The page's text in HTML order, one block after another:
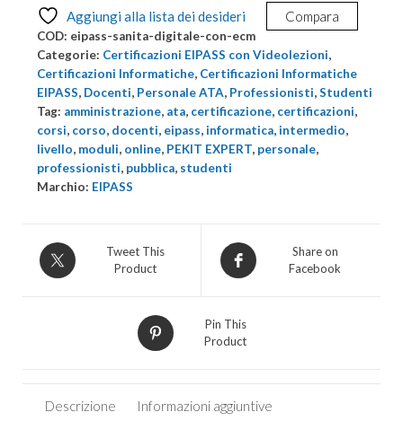
informatica
di
livello
intermedio
EIPASS
Sanità
Digitale
con
15
Aggiungi alla lista dei desideri Compara
COD: eipass-sanita-digitale-con-ecm
Categorie: Certificazioni EIPASS con Videolezioni,
Certificazioni Informatiche, Certificazioni Informatiche
EIPASS, Docenti, Personale ATA, Professionisti,Studenti
Tag: amministrazione, ata, certificazione, certificazioni,
corsi, corso, docenti, eipass, informatica, intermedio,
livello, moduli, online, PEKIT EXPERT, personale,
professionisti, pubblica, studenti
Marchio: EIPASS
Tweet This
Product
Share on
Facebook
Pin This
Product
Descrizione Informazioni aggiuntive